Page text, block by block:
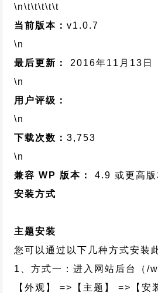
\n\t\t\t\t\t
当前版本：v1.0.7
\n
最后更新：
2016年11月13日
\n
用户评级：
\n
下载次数：3,753
\n
兼容 WP 版本：
4.9 或更高版
安装方式
主题安装
您可以通过以下几种方式安装
1、方式一：进入网站后台（/
【外观】 =>【主题】 =>【安